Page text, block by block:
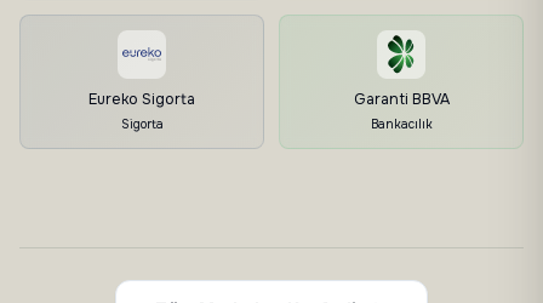
Eureko Sigorta
Sigorta
Garanti BBVA
Bankacılık